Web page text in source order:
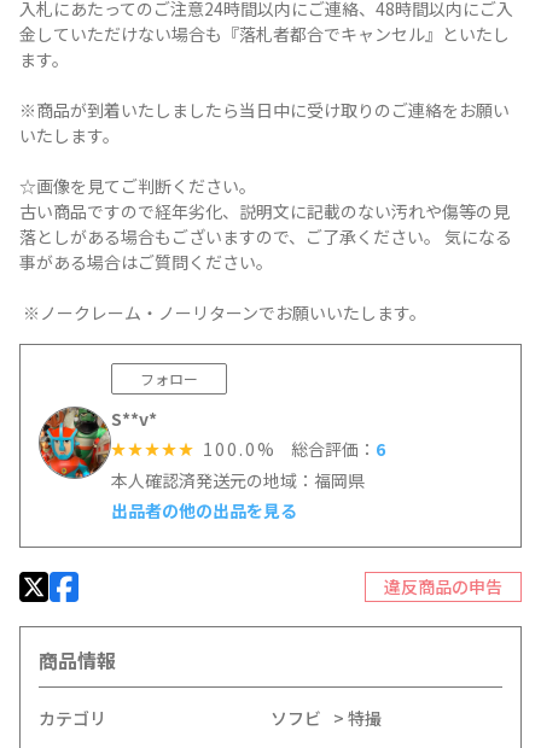
入札にあたってのご注意24時間以内にご連絡、48時間以内にご入
金していただけない場合も『落札者都合でキャンセル』といたし
ます。
※商品が到着いたしましたら当日中に受け取りのご連絡をお願い
いたします。
☆画像を見てご判断ください。
古い商品ですので経年劣化、説明文に記載のない汚れや傷等の見
落としがある場合もございますので、ご了承ください。 気になる
事がある場合はご質問ください。
※ノークレーム・ノーリターンでお願いいたします。
フォロー
S**v*
☆☆☆☆☆ 100.0% 総合評価： 6
本人確認済発送元の地域：福岡県
出品者の他の出品を見る
違反商品の申告
商品情報
カテゴリ ソフビ 特撮